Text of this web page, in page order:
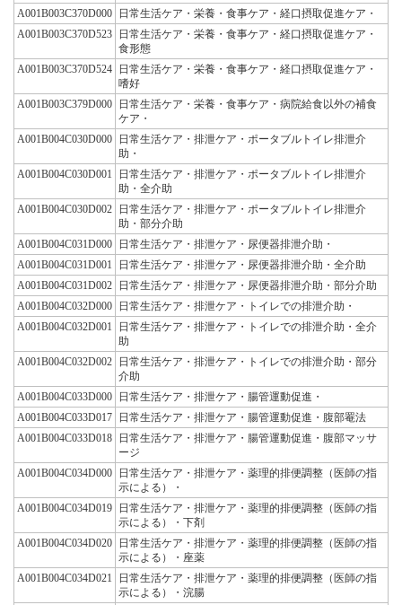
A001B003C370D000
日常生活ケア・栄養・食事ケア・経口摂取促進ケア・
A001B003C370D523
日常生活ケア・栄養・食事ケア・経口摂取促進ケア・
食形態
A001B003C370D524
日常生活ケア・栄養・食事ケア・経口摂取促進ケア・
嗜好
A001B003C379D000
日常生活ケア・栄養・食事ケア・病院給食以外の補食
ケア・
A001B004C030D000
日常生活ケア・排泄ケア・ポータブルトイレ排泄介
助・
A001B004C030D001
日常生活ケア・排泄ケア・ポータブルトイレ排泄介
助・全介助
A001B004C030D002
日常生活ケア・排泄ケア・ポータブルトイレ排泄介
助・部分介助
A001B004C031D000
日常生活ケア・排泄ケア・尿便器排泄介助・
A001B004C031D001
日常生活ケア・排泄ケア・尿便器排泄介助・全介助
A001B004C031D002
日常生活ケア・排泄ケア・尿便器排泄介助・部分介助
A001B004C032D000
日常生活ケア・排泄ケア・トイレでの排泄介助・
A001B004C032D001
日常生活ケア・排泄ケア・トイレでの排泄介助・全介
助
A001B004C032D002
日常生活ケア・排泄ケア・トイレでの排泄介助・部分
介助
A001B004C033D000
日常生活ケア・排泄ケア・腸管運動促進・
A001B004C033D017
日常生活ケア・排泄ケア・腸管運動促進・腹部罨法
A001B004C033D018
日常生活ケア・排泄ケア・腸管運動促進・腹部マッサ
ージ
A001B004C034D000
日常生活ケア・排泄ケア・薬理的排便調整（医師の指
示による）・
A001B004C034D019
日常生活ケア・排泄ケア・薬理的排便調整（医師の指
示による）・下剤
A001B004C034D020
日常生活ケア・排泄ケア・薬理的排便調整（医師の指
示による）・座薬
A001B004C034D021
日常生活ケア・排泄ケア・薬理的排便調整（医師の指
示による）・浣腸